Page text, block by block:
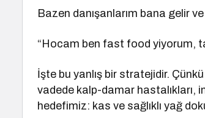
Bazen danışanlarım bana gelir
“Hocam ben fast food yiyorum,
İşte bu yanlış bir stratejidir. Çünkü
vadede kalp-damar hastalıkları,
hedefimiz: kas ve sağlıklı yağ